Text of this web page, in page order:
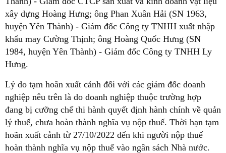
xây dựng Hoàng Hưng; ông Phan Xuân Hải (SN 1963,
huyện Yên Thành) - Giám đốc Công ty TNHH xuất nhập
khẩu may Cường Thịnh; ông Hoàng Quốc Hưng (SN
1984, huyện Yên Thành) - Giám đốc Công ty TNHH Ly
Hưng.
Lý do tạm hoãn xuất cảnh đối với các giám đốc doanh
nghiệp nêu trên là do doanh nghiệp thuộc trường hợp
đang bị cưỡng chế thi hành quyết định hành chính về quản
lý thuế, chưa hoàn thành nghĩa vụ nộp thuế. Thời hạn tạm
hoãn xuất cảnh từ 27/10/2022 đến khi người nộp thuế
hoàn thành nghĩa vụ nộp thuế vào ngân sách Nhà nước.